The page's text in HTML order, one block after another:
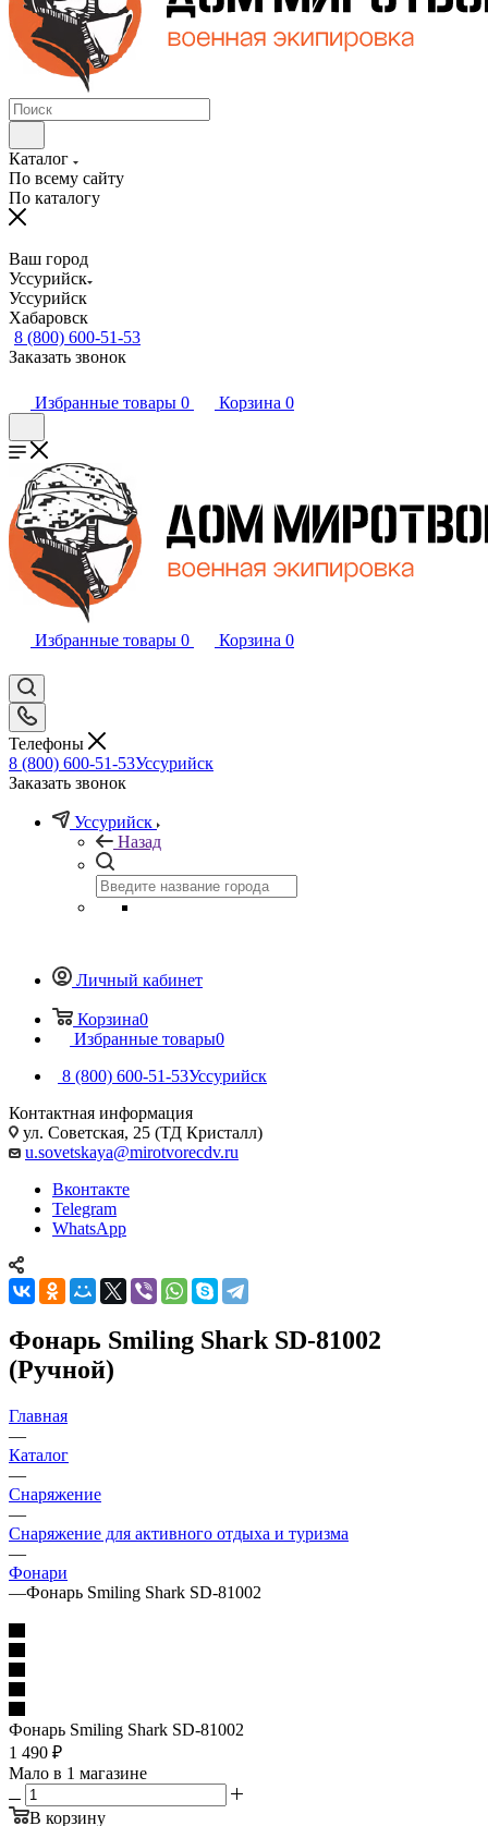
Каталог
По всему сайту
По каталогу
Ваш город
Уссурийск
Уссурийск
Хабаровск
8 (800) 600-51-53
Заказать звонок
Избранные товары 0 Корзина 0
Избранные товары 0 Корзина 0
Телефоны
8 (800) 600-51-53Уссурийск
Заказать звонок
Уссурийск
Назад
Личный кабинет
Корзина0
Избранные товары0
8 (800) 600-51-53Уссурийск
Контактная информация
ул. Советская, 25 (ТД Кристалл)
u.sovetskaya@mirotvorecdv.ru
Вконтакте
Telegram
WhatsApp
Фонарь Smiling Shark SD-81002
(Ручной)
Главная
—
Каталог
—
Снаряжение
—
Снаряжение для активного отдыха и туризма
—
Фонари
—Фонарь Smiling Shark SD-81002
Фонарь Smiling Shark SD-81002
1 490 ₽
Мало в 1 магазине
В корзину